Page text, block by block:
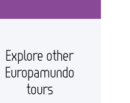
Explore other
Europamundo
tours